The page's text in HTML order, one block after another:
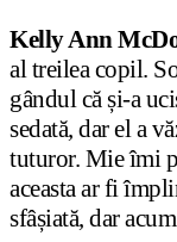
Kelly Ann
al treilea copil.
gândul că și-a
sedată, dar el a
tuturor. Mie îmi
aceasta ar fi
sfâșiată, dar